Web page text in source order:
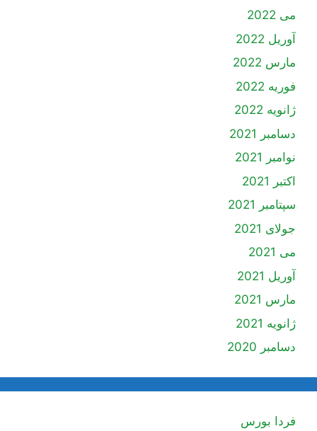
می 2022
آوریل 2022
مارس 2022
فوریه 2022
ژانویه 2022
دسامبر 2021
نوامبر 2021
اکتبر 2021
سپتامبر 2021
جولای 2021
می 2021
آوریل 2021
مارس 2021
ژانویه 2021
دسامبر 2020
فردا بورس